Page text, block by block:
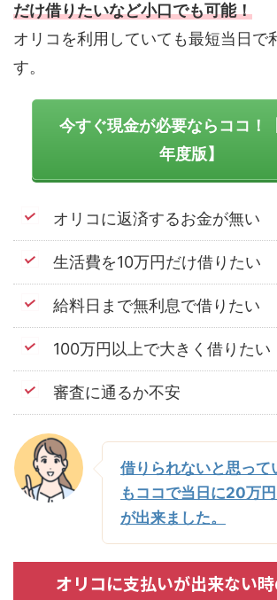
だけ借りたいなど小口でも可能！
オリコを利用していても最短当日で
す。
今すぐ現金が必要ならココ！
年度版】
オリコに返済するお金が無い
生活費を10万円だけ借りたい
給料日まで無利息で借りたい
100万円以上で大きく借りたい
審査に通るか不安
借りられないと思って
もココで当日に20万
が出来ました。
オリコに支払いが出来ない